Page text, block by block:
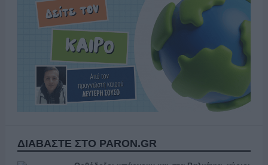
ΔΙΑΒΑΣΤΕ ΣΤΟ PARON.GR